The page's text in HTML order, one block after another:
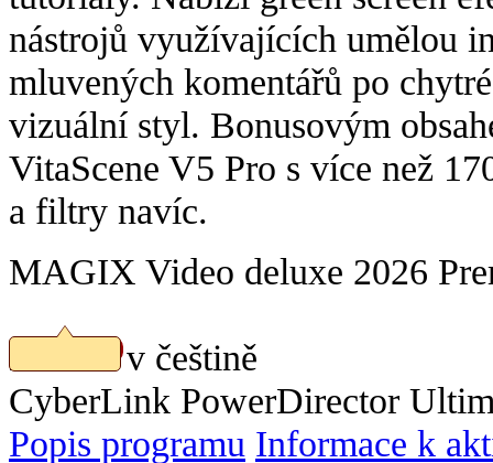
nástrojů využívajících umělou
mluvených komentářů po
vizuální styl. Bonusovým
VitaScene V5 Pro s více než
a filtry navíc.
MAGIX Video deluxe 2026
Náhled v češtině
CyberLink PowerDirector
Popis programu Informace k